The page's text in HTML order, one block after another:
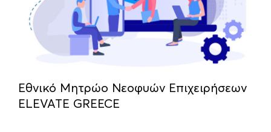
Εθνικό Μητρώο Νεοφυών Επιχειρήσεων
ELEVATE GREECE